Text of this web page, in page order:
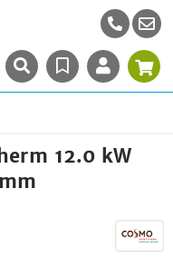
12.0 kW